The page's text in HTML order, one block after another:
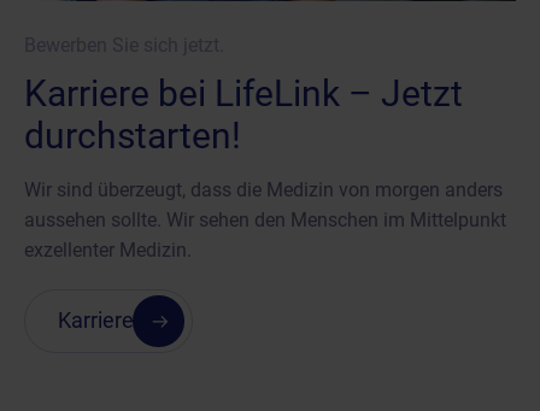
Karriere bei LifeLink – Jetzt
durchstarten!
Wir sind überzeugt, dass die Medizin von morgen anders
aussehen sollte. Wir sehen den Menschen im Mittelpunkt
exzellenter Medizin.
Karriere